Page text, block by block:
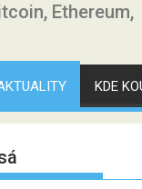
Ethereum,
KDE